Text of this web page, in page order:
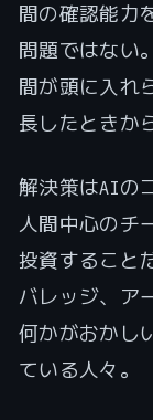
間の確認能力
問題ではない。
間が頭に入れ
長したときか
解決策はAIの
人間中心のチ
投資すること
バレッジ、ア
何かがおかし
ている人々。